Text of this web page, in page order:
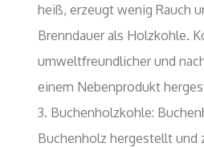
heiß, erzeugt wenig Rauch
Brenndauer als Holzkohle.
umweltfreundlicher und
einem Nebenprodukt
Buchenholzkohle:
Buchenholz hergestellt und